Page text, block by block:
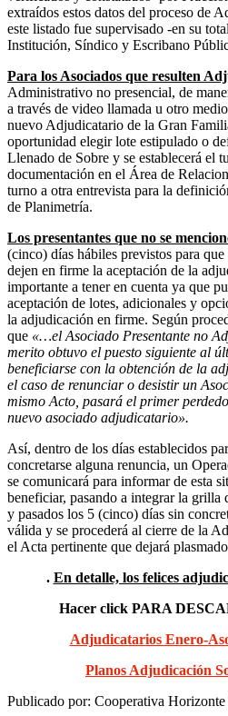
extraídos estos datos del proceso de
este listado fue supervisado -en su
Institución, Síndico y Escribano
Para los Asociados que resulten
Administrativo no presencial, de
a través de video llamada u otro
nuevo Adjudicatario de la Gran
oportunidad elegir lote estipulado o
Llenado de Sobre y se establecerá el
documentación en el Área de
turno a otra entrevista para la
de Planimetría.
Los presentantes que no se
(cinco) días hábiles previstos para
dejen en firme la aceptación de la
importante a tener en cuenta ya que
aceptación de lotes, adicionales y
la adjudicación en firme. Según
que «…el Asociado Presentante no
merito obtuvo el puesto siguiente al
beneficiarse con la obtención de la
el caso de renunciar o desistir un
mismo Acto, pasará el primer
nuevo asociado adjudicatario».
Así, dentro de los días establecidos
concretarse alguna renuncia, un
se comunicará para informar de esta
beneficiar, pasando a integrar la grilla
y pasados los 5 (cinco) días sin
válida y se procederá al cierre de la
el Acta pertinente que dejará
. En detalle, los felices
Hacer click PARA
Adjudicatarios Enero-
Planos Adjudicación
Publicado por: Cooperativa Horizonte